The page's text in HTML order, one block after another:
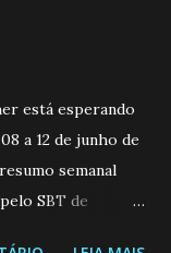
está esperando
a 12 de junho de
semanal
SBT de